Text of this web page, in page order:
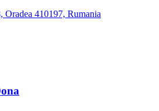
Oradea 410197, Rumania